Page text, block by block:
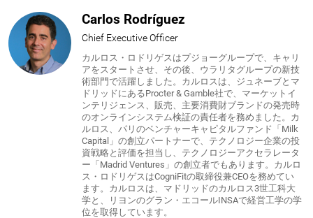
Carlos Rodríguez
Chief Executive Officer
カルロス・ロドリゲスはプジョーグループで、キャリ
アをスタートさせ、その後、ウラリタグループの新技
術部門で活躍しました。カルロスは、ジュネーブとマ
ドリッドにあるProcter & Gamble社で、マーケットイ
ンテリジェンス、販売、主要消費財ブランドの発売時
のオンラインシステム検証の責任者を務めました。カ
ルロス、パリのベンチャーキャピタルファンド「Milk
Capital」の創立パートナーで、テクノロジー企業の投
資戦略と評価を担当し、テクノロジーアクセラレータ
ー「Madrid Ventures」の創立者でもあります。カルロ
ス・ロドリゲスはCogniFitの取締役兼CEOを務めてい
ます。カルロスは、マドリッドのカルロス3世工科大
学と、リヨンのグラン・エコールINSAで経営工学の学
位を取得しています。